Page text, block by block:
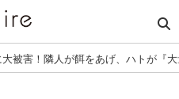
被害！隣人が餌をあげ、ハトが『